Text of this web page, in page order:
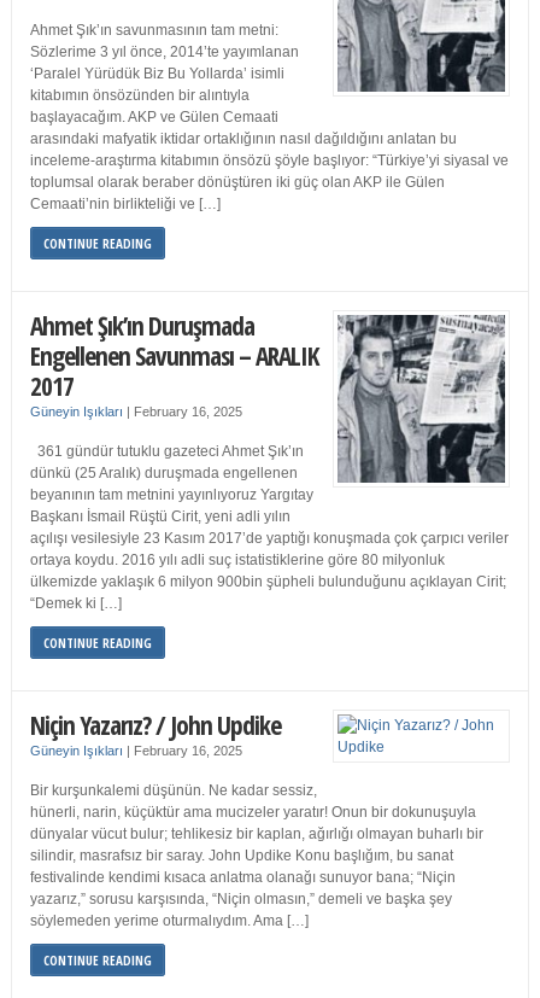
Ahmet Şık’ın savunmasının tam metni:
Sözlerime 3 yıl önce, 2014’te yayımlanan
‘Paralel Yürüdük Biz Bu Yollarda’ isimli
kitabımın önsözünden bir alıntıyla
başlayacağım. AKP ve Gülen Cemaati
arasındaki mafyatik iktidar ortaklığının nasıl dağıldığını anlatan bu
inceleme-araştırma kitabımın önsözü şöyle başlıyor: “Türkiye’yi siyasal ve
toplumsal olarak beraber dönüştüren iki güç olan AKP ile Gülen
Cemaati’nin birlikteliği ve […]
CONTINUE READING
Ahmet Şık’ın Duruşmada
Engellenen Savunması – ARALIK
2017
Güneyin Işıkları | February 16, 2025
361 gündür tutuklu gazeteci Ahmet Şık’ın
dünkü (25 Aralık) duruşmada engellenen
beyanının tam metnini yayınlıyoruz Yargıtay
Başkanı İsmail Rüştü Cirit, yeni adli yılın
açılışı vesilesiyle 23 Kasım 2017’de yaptığı konuşmada çok çarpıcı veriler
ortaya koydu. 2016 yılı adli suç istatistiklerine göre 80 milyonluk
ülkemizde yaklaşık 6 milyon 900bin şüpheli bulunduğunu açıklayan Cirit;
“Demek ki […]
CONTINUE READING
Niçin Yazarız? / John Updike
Güneyin Işıkları | February 16, 2025
Bir kurşunkalemi düşünün. Ne kadar sessiz,
hünerli, narin, küçüktür ama mucizeler yaratır! Onun bir dokunuşuyla
dünyalar vücut bulur; tehlikesiz bir kaplan, ağırlığı olmayan buharlı bir
silindir, masrafsız bir saray. John Updike Konu başlığım, bu sanat
festivalinde kendimi kısaca anlatma olanağı sunuyor bana; “Niçin
yazarız,” sorusu karşısında, “Niçin olmasın,” demeli ve başka şey
söylemeden yerime oturmalıydım. Ama […]
CONTINUE READING